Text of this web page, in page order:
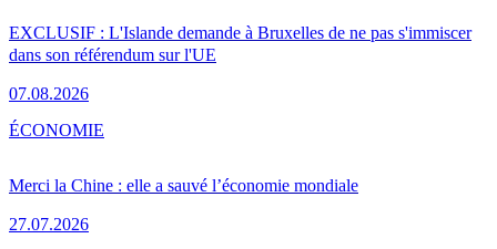
EXCLUSIF : L'Islande demande à Bruxelles de ne pas s'immiscer
dans son référendum sur l'UE
07.08.2026
Merci la Chine : elle a sauvé l’économie mondiale
27.07.2026
ÉCONOMIE